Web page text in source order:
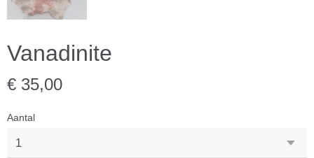
Vanadinite
€ 35,00
Aantal